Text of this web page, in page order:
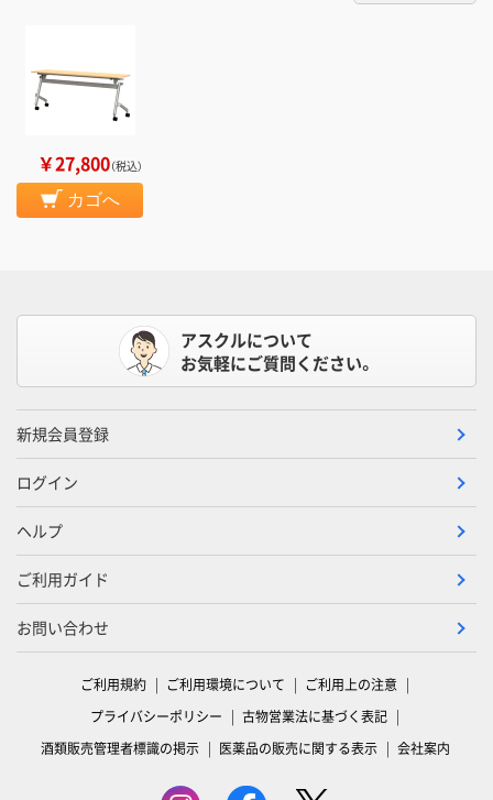
￥27,800（税込）
カゴへ
アスクルについて
お気軽にご質問ください。
新規会員登録
ログイン
ヘルプ
ご利用ガイド
お問い合わせ
ご利用規約 ご利用環境について
ご利用上の注意
プライバシーポリシー
古物営業法に基づく表記
酒類販売管理者標識の掲示
医薬品の販売に関する表示 会社案内